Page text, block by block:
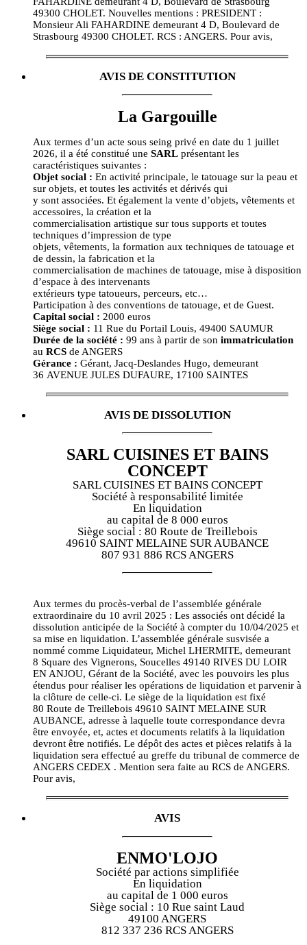
49300 CHOLET. Nouvelles mentions : PRESIDENT :
Monsieur Ali FAHARDINE demeurant 4 D, Boulevard de
Strasbourg 49300 CHOLET. RCS : ANGERS. Pour avis,
AVIS DE CONSTITUTION
La Gargouille
Aux termes d’un acte sous seing privé en date du 1 juillet
2026, il a été constitué une SARL présentant les
caractéristiques suivantes :
Objet social : En activité principale, le tatouage sur la peau et
sur objets, et toutes les activités et dérivés qui
y sont associées. Et également la vente d’objets, vêtements et
accessoires, la création et la
commercialisation artistique sur tous supports et toutes
techniques d’impression de type
objets, vêtements, la formation aux techniques de tatouage et
de dessin, la fabrication et la
commercialisation de machines de tatouage, mise à disposition
d’espace à des intervenants
extérieurs type tatoueurs, perceurs, etc…
Participation à des conventions de tatouage, et de Guest.
Capital social : 2000 euros
Siège social : 11 Rue du Portail Louis, 49400 SAUMUR
Durée de la société : 99 ans à partir de son immatriculation
au RCS de ANGERS
Gérance : Gérant, Jacq-Deslandes Hugo, demeurant
36 AVENUE JULES DUFAURE, 17100 SAINTES
AVIS DE DISSOLUTION
SARL CUISINES ET BAINS
CONCEPT
SARL CUISINES ET BAINS CONCEPT
Société à responsabilité limitée
En liquidation
au capital de 8 000 euros
Siège social : 80 Route de Treillebois
49610 SAINT MELAINE SUR AUBANCE
807 931 886 RCS ANGERS
Aux termes du procès-verbal de l’assemblée générale
extraordinaire du 10 avril 2025 : Les associés ont décidé la
dissolution anticipée de la Société à compter du 10/04/2025 et
sa mise en liquidation. L’assemblée générale susvisée a
nommé comme Liquidateur, Michel LHERMITE, demeurant
8 Square des Vignerons, Soucelles 49140 RIVES DU LOIR
EN ANJOU, Gérant de la Société, avec les pouvoirs les plus
étendus pour réaliser les opérations de liquidation et parvenir à
la clôture de celle-ci. Le siège de la liquidation est fixé
80 Route de Treillebois 49610 SAINT MELAINE SUR
AUBANCE, adresse à laquelle toute correspondance devra
être envoyée, et, actes et documents relatifs à la liquidation
devront être notifiés. Le dépôt des actes et pièces relatifs à la
liquidation sera effectué au greffe du tribunal de commerce de
ANGERS CEDEX . Mention sera faite au RCS de ANGERS.
Pour avis,
AVIS
ENMO'LOJO
Société par actions simplifiée
En liquidation
au capital de 1 000 euros
Siège social : 10 Rue saint Laud
49100 ANGERS
812 337 236 RCS ANGERS